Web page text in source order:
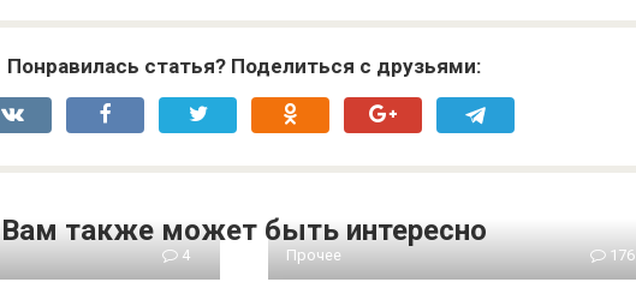
Понравилась статья? Поделиться с друзьями:
Вам также может быть интересно
4 Прочее 176